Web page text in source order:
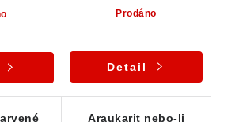
Prodáno
Detail
Araukarit nebo-li